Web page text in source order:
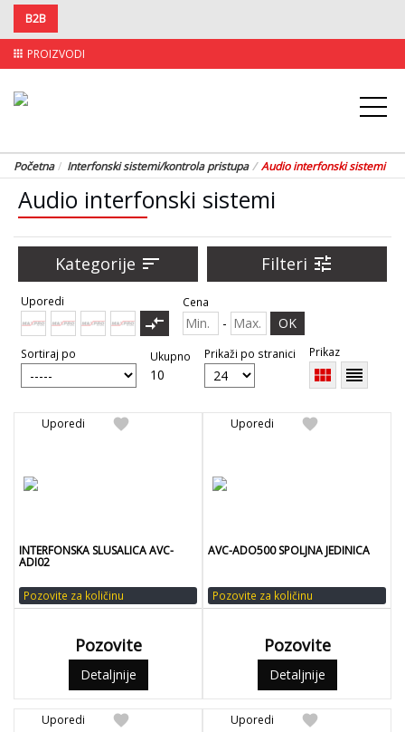
B2B
apps PROIZVODI
Početna Interfonski sistemi/kontrola pristupa Audio interfonski sistemi
Audio interfonski sistemi
Kategorije sort Filteri tune
Uporedi
compare_arrows
Cena
- OK
Sortiraj po Ukupno
10
Prikaži po stranici Prikaz
view_module reorder
favorite
Uporedi
INTERFONSKA SLUSALICA AVC-
ADI02
Pozovite za količinu
Pozovite
Detaljnije
favorite
Uporedi
AVC-ADO500 SPOLJNA JEDINICA
Pozovite za količinu
Pozovite
Detaljnije
favorite
Uporedi favorite
Uporedi